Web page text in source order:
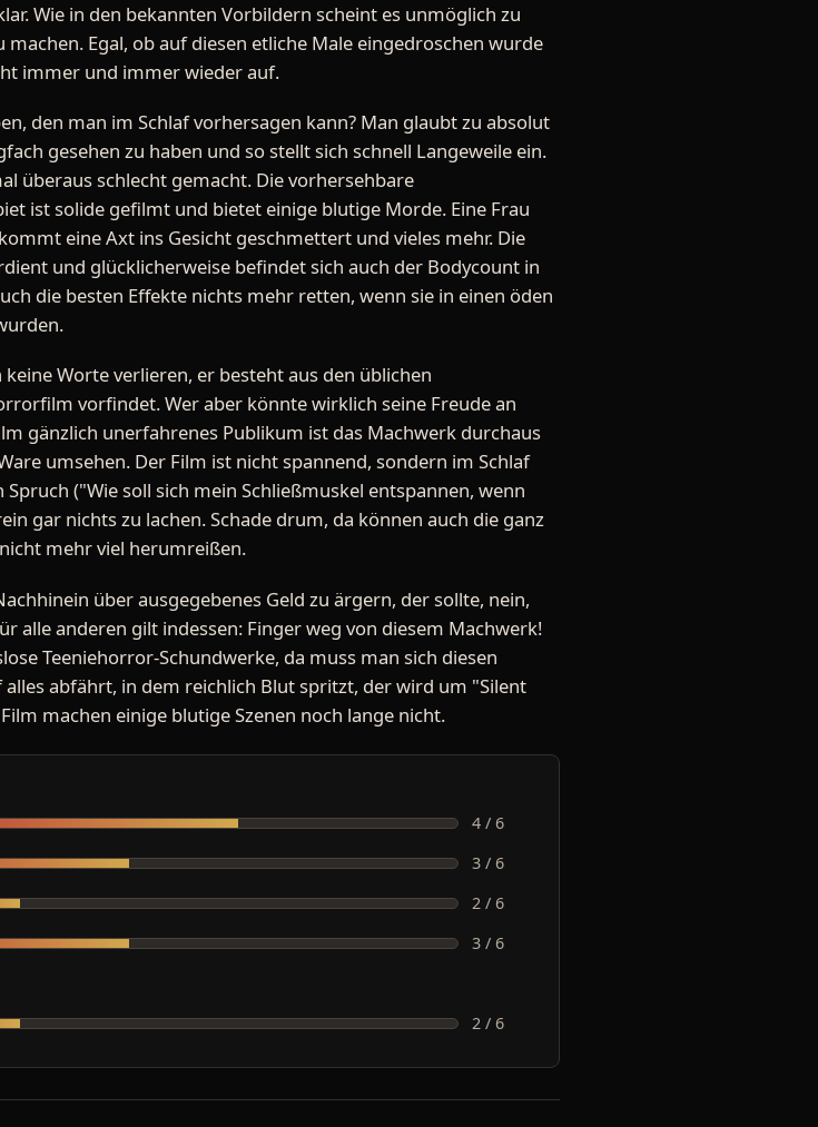
Wie in den bekannten Vorbildern scheint es unmöglich zu
Egal, ob auf diesen etliche Male eingedroschen wurde
immer und immer wieder auf.
den man im Schlaf vorhersagen kann? Man glaubt zu absolut
gesehen zu haben und so stellt sich schnell Langeweile ein.
überaus schlecht gemacht. Die vorhersehbare
ist solide gefilmt und bietet einige blutige Morde. Eine Frau
eine Axt ins Gesicht geschmettert und vieles mehr. Die
und glücklicherweise befindet sich auch der Bodycount in
die besten Effekte nichts mehr retten, wenn sie in einen öden
Worte verlieren, er besteht aus den üblichen
vorfindet. Wer aber könnte wirklich seine Freude an
gänzlich unerfahrenes Publikum ist das Machwerk durchaus
umsehen. Der Film ist nicht spannend, sondern im Schlaf
("Wie soll sich mein Schließmuskel entspannen, wenn
gar nichts zu lachen. Schade drum, da können auch die ganz
mehr viel herumreißen.
über ausgegebenes Geld zu ärgern, der sollte, nein,
alle anderen gilt indessen: Finger weg von diesem Machwerk!
Teeniehorror-Schundwerke, da muss man sich diesen
abfährt, in dem reichlich Blut spritzt, der wird um "Silent
machen einige blutige Szenen noch lange nicht.
4 / 6
3 / 6
2 / 6
3 / 6
2 / 6